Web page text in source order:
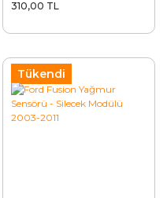
310,00 TL
Tükendi